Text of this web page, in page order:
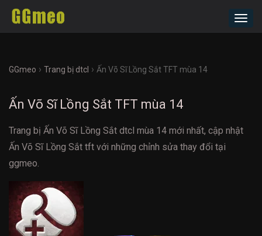
GGmeo › Trang bị dtcl › Ấn Võ Sĩ Lồng Sắt TFT mùa 14
Ấn Võ Sĩ Lồng Sắt TFT mùa 14
Trang bị Ấn Võ Sĩ Lồng Sắt dtcl mùa 14 mới nhất, cập nhật
Ấn Võ Sĩ Lồng Sắt tft với những chỉnh sửa thay đổi tại
ggmeo.